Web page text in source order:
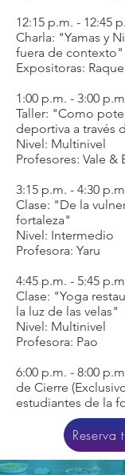
12:15 p.m. - 12:45
Charla: "Yamas y
fuera de contexto"
Expositoras: Raque
1:00 p.m. - 3:00
Taller: "Como
deportiva a través
Nivel: Multinivel
Profesores: Vale &
3:15 p.m. - 4:30
Clase: "De la
fortaleza"
Nivel: Intermedio
Profesora: Yaru
4:45 p.m. - 5:45
Clase: "Yoga
la luz de las velas"
Nivel: Multinivel
Profesora: Pao
6:00 p.m. - 8:00
de Cierre
estudiantes de la
Reserva